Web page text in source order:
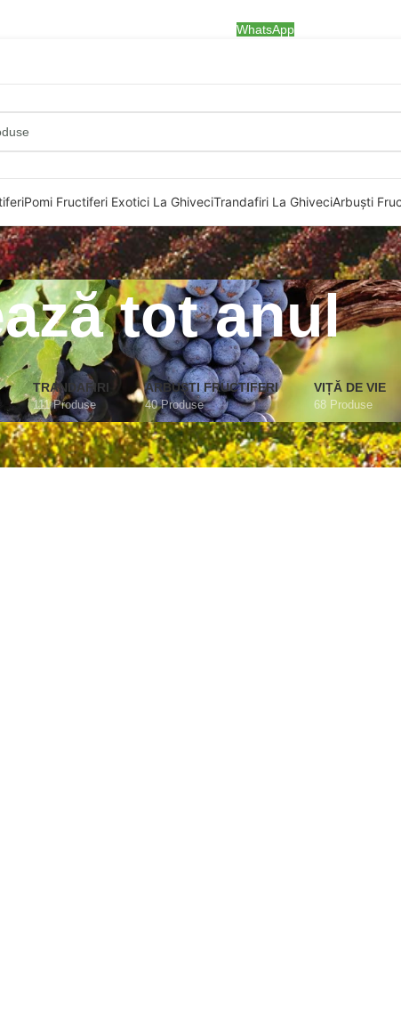
WhatsApp
Pomi Fructiferi Exotici La GhiveciTrandafiri La GhiveciArbuști
tot anul
TRANDAFIRI
111 Produse
ARBUȘTI FRUCTIFERI
40 Produse
VIȚĂ DE VIE
68 Produse